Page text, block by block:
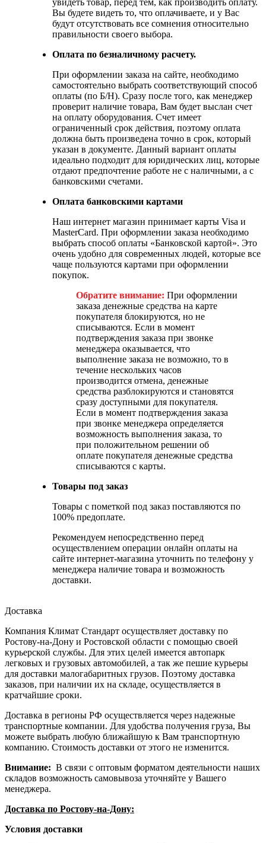
Вы будете видеть то, что оплачиваете, и у Вас
будут отсутствовать все сомнения относительно
правильности своего выбора.
Оплата по безналичному расчету.
При оформлении заказа на сайте, необходимо
самостоятельно выбрать соответствующий способ
оплаты (по Б/Н). Сразу после того, как менеджер
проверит наличие товара, Вам будет выслан счет
на оплату оборудования. Счет имеет
ограниченный срок действия, поэтому оплата
должна быть произведена точно в срок, который
указан в документе. Данный вариант оплаты
идеально подходит для юридических лиц, которые
отдают предпочтение работе не с наличными, а с
банковскими счетами.
Оплата банковскими картами
Наш интернет магазин принимает карты Visa и
MasterCard. При оформлении заказа необходимо
выбрать способ оплаты «Банковской картой». Это
очень удобно для современных людей, которые все
чаще пользуются картами при оформлении
покупок.
Обратите внимание: При оформлении
заказа денежные средства на карте
покупателя блокируются, но не
списываются. Если в момент
подтверждения заказа при звонке
менеджера оказывается, что
выполнение заказа не возможно, то в
течение нескольких часов
производится отмена, денежные
средства разблокируются и становятся
сразу доступными для покупателя.
Если в момент подтверждения заказа
при звонке менеджера определяется
возможность выполнения заказа, то
при положительном решении об
оплате покупателя денежные средства
списываются с карты.
Товары под заказ
Товары с пометкой под заказ поставляются по
100% предоплате.
Рекомендуем непосредственно перед
осуществлением операции онлайн оплаты на
сайте интернет-магазина уточнить по телефону у
менеджера наличие товара и возможность
доставки.
Доставка
Компания Климат Стандарт осуществляет доставку по
Ростову-на-Дону и Ростовской области с помощью своей
курьерской службы. Для этих целей имеется автопарк
легковых и грузовых автомобилей, а так же пешие курьеры
для доставки малогабаритных грузов. Поэтому доставка
заказов, при наличии их на складе, осуществляется в
кратчайшие сроки.
Доставка в регионы РФ осуществляется через надежные
транспортные компании. Для удобства получения груза, Вы
можете выбрать любую ближайшую к Вам транспортную
компанию. Стоимость доставки от этого не изменится.
Внимание: В связи с оптовым форматом деятельности наших
складов возможность самовывоза уточняйте у Вашего
менеджера.
Доставка по Ростову-на-Дону:
Условия доставки